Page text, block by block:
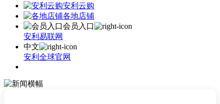
安利云购
各地店铺
会员入口
安利易联网
中文
安利全球官网